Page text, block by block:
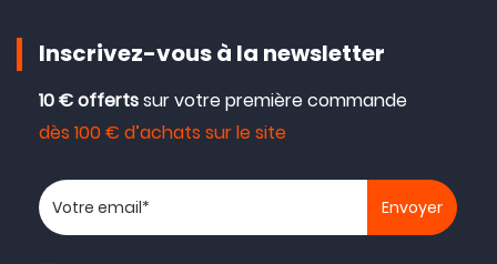
Inscrivez-vous à la newsletter
10 € offertssur votre première commande
dès 100 € d’achats sur le site
Votre adresse email